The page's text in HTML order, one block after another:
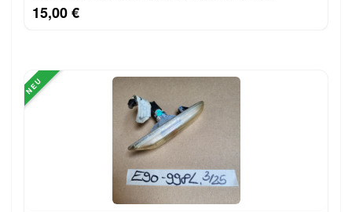
15,00 €
NEU